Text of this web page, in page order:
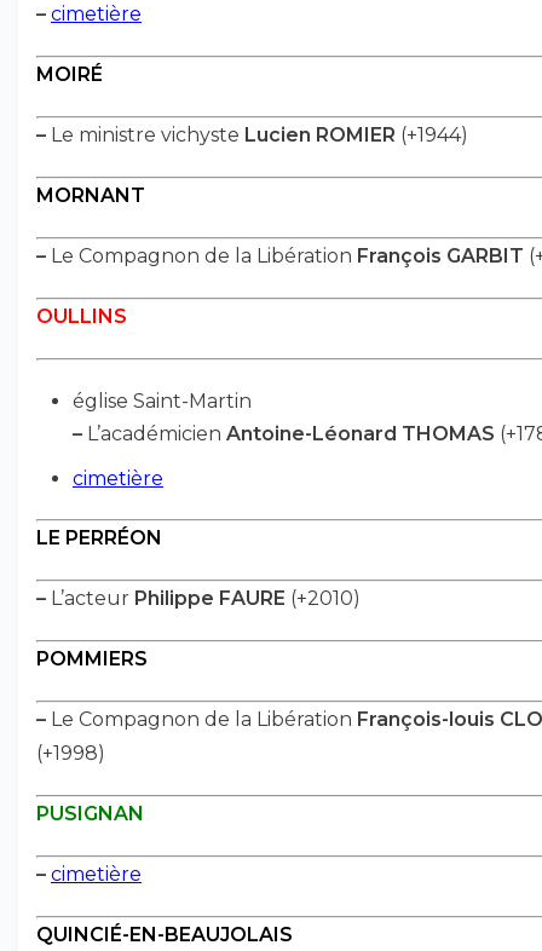
– cimetière
MOIRÉ
– Le ministre vichyste Lucien ROMIER (+1944)
MORNANT
– Le Compagnon de la Libération François GARBIT
OULLINS
église Saint-Martin
– L’académicien Antoine-Léonard THOMAS
cimetière
LE PERRÉON
– L’acteur Philippe FAURE (+2010)
POMMIERS
– Le Compagnon de la Libération François-louis
(+1998)
PUSIGNAN
– cimetière
QUINCIÉ-EN-BEAUJOLAIS